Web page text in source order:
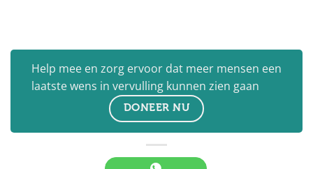
Help mee en zorg ervoor dat meer mensen een
laatste wens in vervulling kunnen zien gaan
DONEER NU